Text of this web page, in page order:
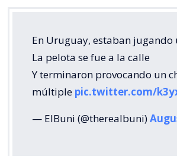
En Uruguay, estaban
La pelota se fue a la calle
Y terminaron provocando un
múltiple pic.twitter.com/
— ElBuni (@therealbuni)